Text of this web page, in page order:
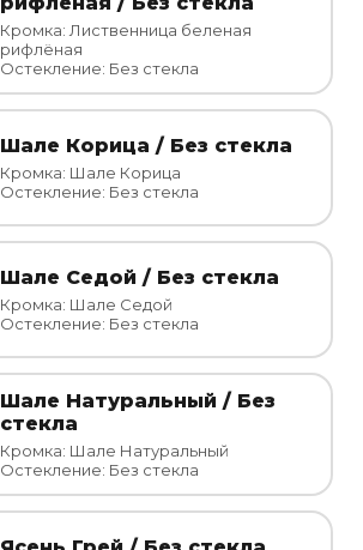
Кромка: Лиственница беленая
рифлёная
Остекление: Без стекла
Шале Корица / Без стекла
Кромка: Шале Корица
Остекление: Без стекла
Шале Седой / Без стекла
Кромка: Шале Седой
Остекление: Без стекла
Шале Натуральный / Без
стекла
Кромка: Шале Натуральный
Остекление: Без стекла